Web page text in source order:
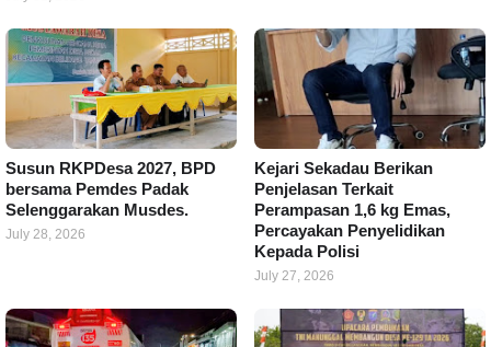
Susun RKPDesa 2027, BPD
bersama Pemdes Padak
Selenggarakan Musdes.
July 28, 2026
Kejari Sekadau Berikan
Penjelasan Terkait
Perampasan 1,6 kg Emas,
Percayakan Penyelidikan
Kepada Polisi
July 27, 2026